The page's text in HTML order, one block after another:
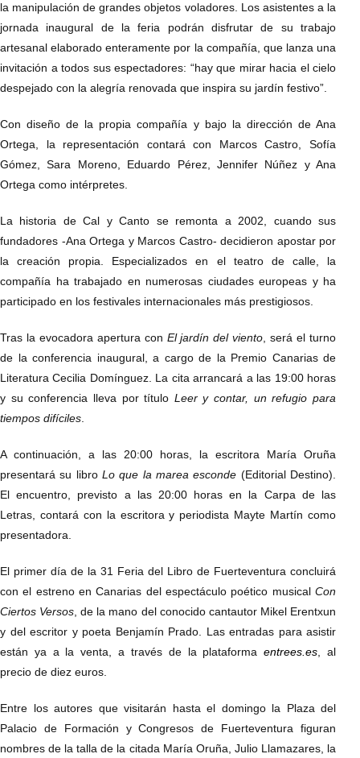
la manipulación de grandes objetos voladores. Los asistentes a la
jornada inaugural de la feria podrán disfrutar de su trabajo
artesanal elaborado enteramente por la compañía, que lanza una
invitación a todos sus espectadores: “hay que mirar hacia el cielo
despejado con la alegría renovada que inspira su jardín festivo”.
Con diseño de la propia compañía y bajo la dirección de Ana
Ortega, la representación contará con Marcos Castro, Sofía
Gómez, Sara Moreno, Eduardo Pérez, Jennifer Núñez y Ana
Ortega como intérpretes.
La historia de Cal y Canto se remonta a 2002, cuando sus
fundadores -Ana Ortega y Marcos Castro- decidieron apostar por
la creación propia. Especializados en el teatro de calle, la
compañía ha trabajado en numerosas ciudades europeas y ha
participado en los festivales internacionales más prestigiosos.
Tras la evocadora apertura con El jardín del viento, será el turno
de la conferencia inaugural, a cargo de la Premio Canarias de
Literatura Cecilia Domínguez. La cita arrancará a las 19:00 horas
y su conferencia lleva por título Leer y contar, un refugio para
tiempos difíciles.
A continuación, a las 20:00 horas, la escritora María Oruña
presentará su libroLo que la marea esconde (Editorial Destino).
El encuentro, previsto a las 20:00 horas en la Carpa de las
Letras, contará con la escritora y periodista Mayte Martín como
presentadora.
El primer día de la 31 Feria del Libro de Fuerteventura concluirá
con el estreno en Canarias del espectáculo poético musical Con
Ciertos Versos, de la mano del conocido cantautor Mikel Erentxun
y del escritor y poeta Benjamín Prado. Las entradas para asistir
están ya a la venta, a través de la plataformaentrees.es, al
precio de diez euros.
Entre los autores que visitarán hasta el domingo la Plaza del
Palacio de Formación y Congresos de Fuerteventura figuran
nombres de la talla de la citada María Oruña, Julio Llamazares, la